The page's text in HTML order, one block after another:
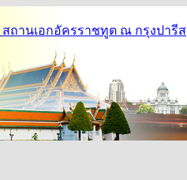
สถานเอกอัครราชทูต ณ กรุงปารีส